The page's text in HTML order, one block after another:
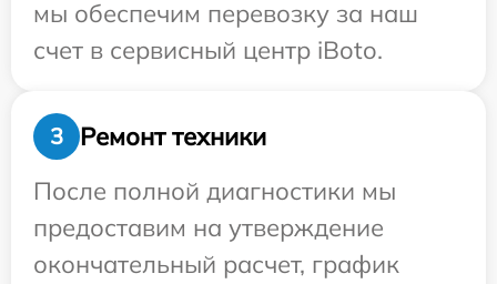
мы обеспечим перевозку за наш
счет в сервисный центр iBoto.
3
Ремонт техники
После полной диагностики мы
предоставим на утверждение
окончательный расчет, график